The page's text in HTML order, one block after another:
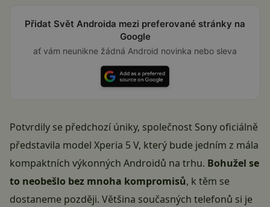
Přidat Svět Androida mezi preferované stránky na
Google
ať vám neunikne žádná Android novinka nebo sleva
Potvrdily se předchozí úniky, společnost Sony oficiálně
představila model Xperia 5 V, který bude jedním z mála
kompaktních výkonných Androidů na trhu. Bohužel se
to neobešlo bez mnoha kompromisů, k těm se
dostaneme později. Většina současných telefonů si je